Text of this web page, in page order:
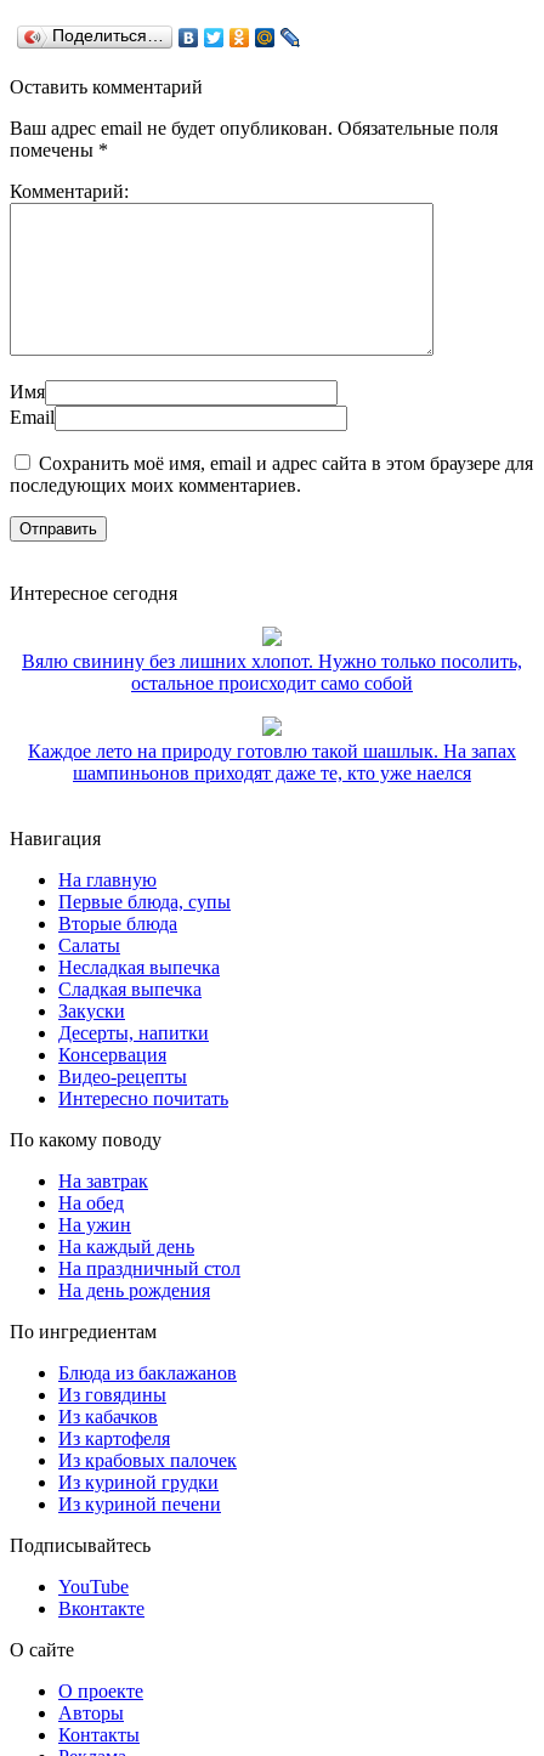
Поделиться…
Оставить комментарий
Ваш адрес email не будет опубликован. Обязательные поля
помечены *
Комментарий:
Имя
Email
Сохранить моё имя, email и адрес сайта в этом браузере для
последующих моих комментариев.
Интересное сегодня
Вялю свинину без лишних хлопот. Нужно только посолить,
остальное происходит само собой
Каждое лето на природу готовлю такой шашлык. На запах
шампиньонов приходят даже те, кто уже наелся
Навигация
На главную
Первые блюда, супы
Вторые блюда
Салаты
Несладкая выпечка
Сладкая выпечка
Закуски
Десерты, напитки
Консервация
Видео-рецепты
Интересно почитать
По какому поводу
На завтрак
На обед
На ужин
На каждый день
На праздничный стол
На день рождения
По ингредиентам
Блюда из баклажанов
Из говядины
Из кабачков
Из картофеля
Из крабовых палочек
Из куриной грудки
Из куриной печени
Подписывайтесь
YouTube
Вконтакте
О сайте
О проекте
Авторы
Контакты